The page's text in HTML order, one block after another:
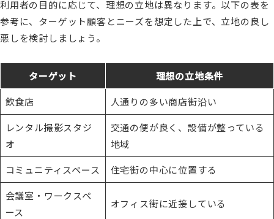
利用者の目的に応じて、理想の立地は異なります。以下の表を
参考に、ターゲット顧客とニーズを想定した上で、立地の良し
悪しを検討しましょう。
ターゲット
理想の立地条件
飲食店
人通りの多い商店街沿い
レンタル撮影スタジ
オ
交通の便が良く、設備が整っている
地域
コミュニティスペース
住宅街の中心に位置する
会議室・ワークスペ
ース
オフィス街に近接している